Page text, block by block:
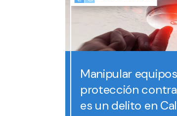
Manipular
protección
es un delito en